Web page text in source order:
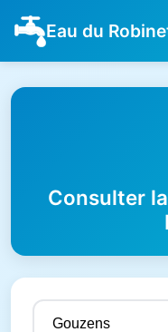
Eau du
Consulter